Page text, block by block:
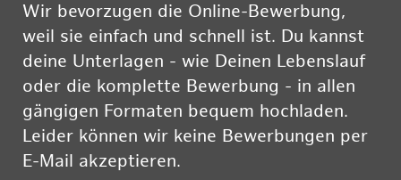
Wir bevorzugen die Online-Bewerbung,
weil sie einfach und schnell ist. Du kannst
deine Unterlagen - wie Deinen Lebenslauf
oder die komplette Bewerbung - in allen
gängigen Formaten bequem hochladen.
Leider können wir keine Bewerbungen per
E-Mail akzeptieren.